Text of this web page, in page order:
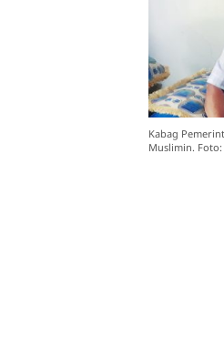
Kabag
Muslimin. Foto: